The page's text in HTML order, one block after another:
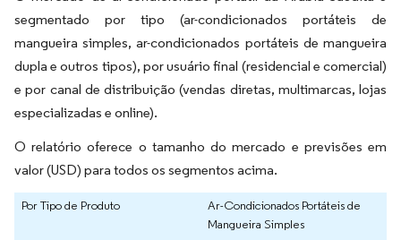
segmentado por tipo (ar-condicionados portáteis de
mangueira simples, ar-condicionados portáteis de mangueira
dupla e outros tipos), por usuário final (residencial e comercial)
e por canal de distribuição (vendas diretas, multimarcas, lojas
especializadas e online).
O relatório oferece o tamanho do mercado e previsões em
valor (USD) para todos os segmentos acima.
Por Tipo de Produto
Ar-Condicionados Portáteis de
Mangueira Simples